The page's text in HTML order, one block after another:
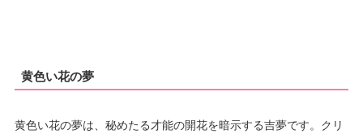
黄色い花の夢
黄色い花の夢は、秘めたる才能の開花を暗示する吉夢です。クリ